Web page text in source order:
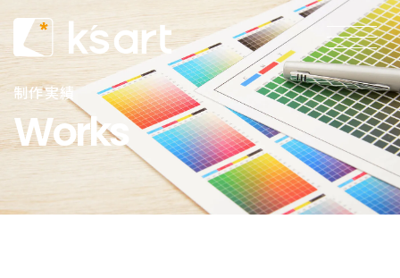
制作実績
Works